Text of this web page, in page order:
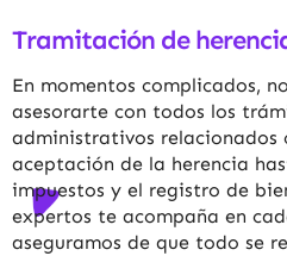
Tramitación de
En momentos complicados,
asesorarte con todos los
administrativos relacionados
aceptación de la herencia
impuestos y el registro de
expertos te acompaña en
aseguramos de que todo se